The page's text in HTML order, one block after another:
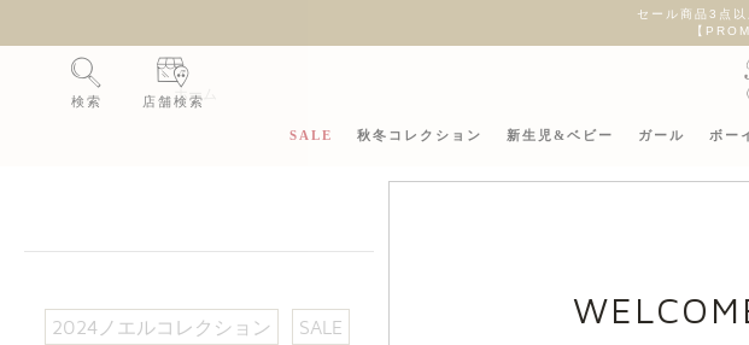
新作のお洋服を
検索 店舗検索
SALE 秋冬コレクション 新生児&ベビー ガール ボー
ホーム
2024ノエルコレクション SALE